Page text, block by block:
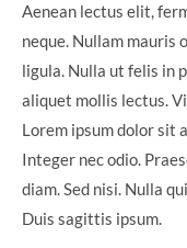
Aenean lectus elit,
neque. Nullam mauris
ligula. Nulla ut felis in
aliquet mollis lectus.
Lorem ipsum dolor sit
Integer nec odio.
diam. Sed nisi. Nulla
Duis sagittis ipsum.